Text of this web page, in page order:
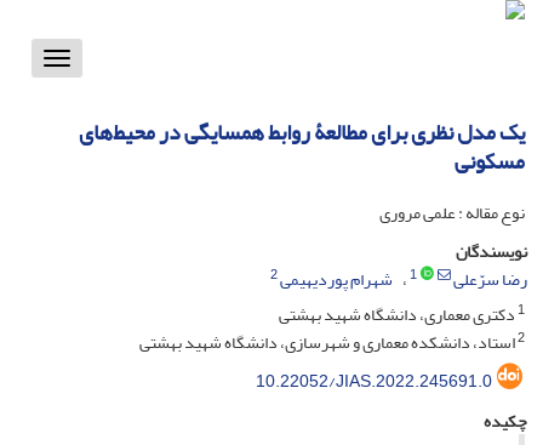
Toggle
یک مدل نظری برای مطالعۀ روابط همسایگی در محیط‌های
مسکونی
نوع مقاله : علمی مروری
نویسندگان
رضا سرّعلی
1 شهرام پوردیهیمی2
1دکتری معماری، دانشگاه شهید بهشتی
2استاد، دانشکده معماری و شهرسازی، دانشگاه شهید بهشتی
10.22052/JIAS.2022.245691.0
چکیده